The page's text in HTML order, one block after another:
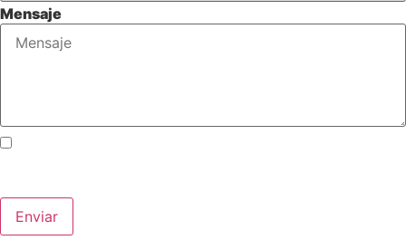
Mensaje
Enviar